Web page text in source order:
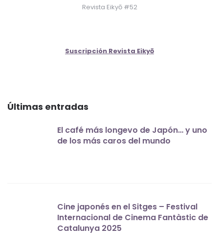
Revista Eikyō #52
Suscripción Revista Eikyō
Últimas entradas
El café más longevo de Japón… y uno
de los más caros del mundo
Cine japonés en el Sitges – Festival
Internacional de Cinema Fantàstic de
Catalunya 2025